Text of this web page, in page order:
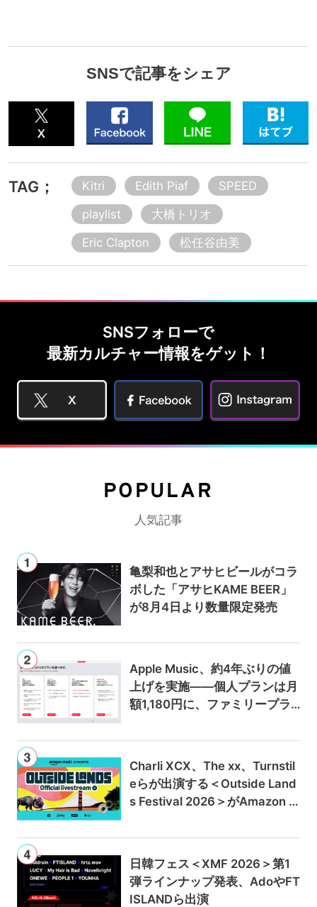
SNSで記事をシェア
TAG； Kitri Edith Piaf
SPEED
playlist
大橋トリオ
Eric Clapton
松任谷由美
SNSフォローで
最新カルチャー情報をゲット！
POPULAR
人気記事
亀梨和也とアサヒビールがコラ
ボした「アサヒKAME BEER」
が8月4日より数量限定発売
Apple Music、約4年ぶりの値
上げを実施——個人プランは月
額1,180円に、ファミリープラ
Charli XCX、The xx、Turnstil
eらが出演する＜Outside Land
s Festival 2026＞がAmazon M
ブ配信
日韓フェス＜XMF 2026＞第1
弾ラインナップ発表、AdoやFT
ISLANDら出演